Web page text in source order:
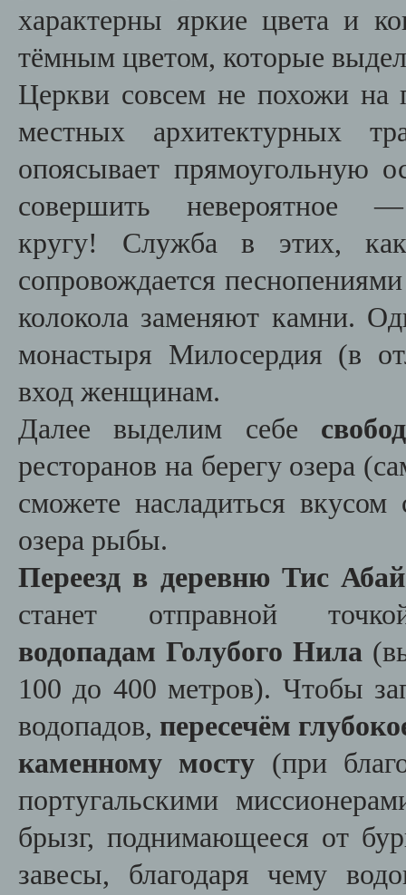
характерны яркие цвета и
тёмным цветом, которые
Церкви совсем не похожи
местных архитектурных
опоясывает прямоугольную
совершить
кругу! Служба в этих,
сопровождается
колокола заменяют камни.
монастыря Милосердия (в
вход женщинам.
Далее выделим себе
ресторанов на берегу озера
сможете насладиться
озера рыбы.
Переезд в деревню Тис Абай
станет отправной
водопадам Голубого Нила
100 до 400 метров). Чтобы
водопадов, пересечём
каменному мосту (при
португальскими
брызг, поднимающееся от
завесы, благодаря чему